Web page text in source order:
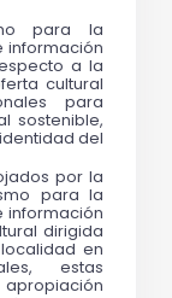
para la
información
a la
cultural
para
sostenible,
del
por la
para la
información
dirigida
en
estas